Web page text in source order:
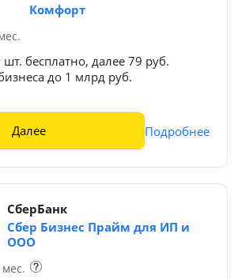
Комфорт
бесплатно, далее 79 руб.
до 1 млрд руб.
Далее Подробнее
СберБанк
Сбер Бизнес Прайм для ИП и
ООО